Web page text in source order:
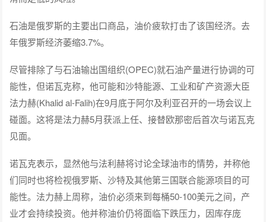
石油是俄罗斯的主要出口商品，油价疲软打击了该国经济。去
年俄罗斯经济萎缩3.7%。
尽管排除了与石油输出国组织(OPEC)就石油产量进行协调的可
能性，但诺瓦克称，他可能和沙特能源、工业和矿产资源大臣
法力赫(Khalid al-Falih)在9月底于阿尔及利亚召开的一场会议上
碰面。这将是法力赫5月获派上任、接替欧那密后首次与诺瓦克
见面。
诺瓦克表示，显然他与法利赫将讨论全球油市的情势，并称他
们同时也将检视俄罗斯、沙特及其他第三国联合能源项目的可
能性。法力赫上周称，油价必须来到每桶50-100美元之间，产
业才会持续投资。他并称油价仍将面临下跌压力，因库存庞